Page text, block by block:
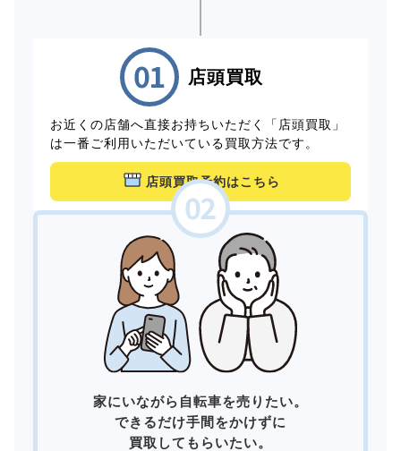
店頭買取
お近くの店舗へ直接お持ちいただく「店頭買取」
は一番ご利用いただいている買取方法です。
店頭買取予約はこちら
家にいながら自転車を売りたい。
できるだけ手間をかけずに
買取してもらいたい。